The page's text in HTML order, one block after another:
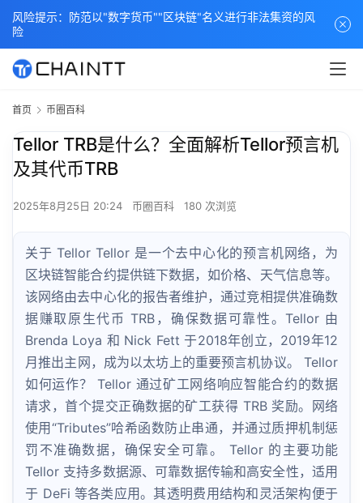
首页 币圈百科
Tellor TRB是什么？全面解析Tellor预言机
及其代币TRB
2025年8月25日 20:24 币圈百科 180 次浏览
关于 Tellor Tellor 是一个去中心化的预言机网络，为
区块链智能合约提供链下数据，如价格、天气信息等。
该网络由去中心化的报告者维护，通过竞相提供准确数
据赚取原生代币 TRB，确保数据可靠性。Tellor 由
Brenda Loya 和 Nick Fett 于2018年创立，2019年12
月推出主网，成为以太坊上的重要预言机协议。 Tellor
如何运作？ Tellor 通过矿工网络响应智能合约的数据
请求，首个提交正确数据的矿工获得 TRB 奖励。网络
使用“Tributes”哈希函数防止串通，并通过质押机制惩
罚不准确数据，确保安全可靠。 Tellor 的主要功能
Tellor 支持多数据源、可靠数据传输和高安全性，适用
于 DeFi 等各类应用。其透明费用结构和灵活架构便于
风险提示：防范以"数字货币""区块链"名义进行非法集资的风
险